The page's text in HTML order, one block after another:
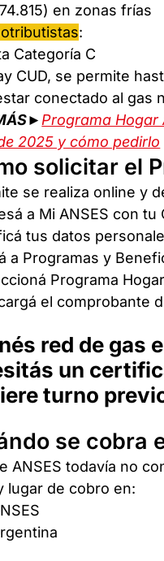
en zonas frías
:
Categoría C
CUD, se permite
conectado al gas
Programa Hogar
2025 y cómo pedirlo
solicitar el
se realiza online y
a Mi ANSES con tu
tus datos
a Programas y
Programa
el comprobante
red de gas
un
turno
se cobra
ANSES todavía no
lugar de cobro en: